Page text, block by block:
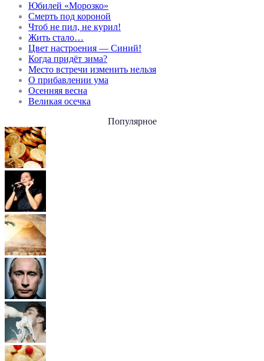
Юбилей «Морозко»
Смерть под короной
Чтоб не пил, не курил!
Жить стало…
Цвет настроения — Синий!
Когда придёт зима?
Место встречи изменить нельзя
О прибавлении ума
Осенняя весна
Великая осечка
Популярное